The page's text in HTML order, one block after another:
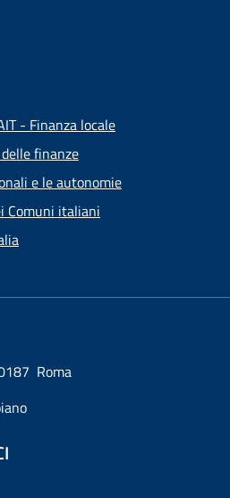
- Finanza locale
finanze
e le autonomie
Comuni italiani
Roma